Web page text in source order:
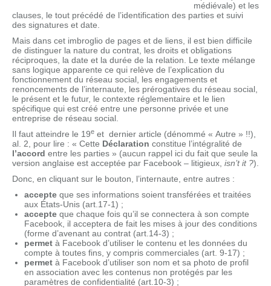
médiévale) et les
clauses, le tout précédé de l’identification des parties et suivi
des signatures et date.
Mais dans cet imbroglio de pages et de liens, il est bien difficile
de distinguer la nature du contrat, les droits et obligations
réciproques, la date et la durée de la relation. Le texte mélange
sans logique apparente ce qui relève de l’explication du
fonctionnement du réseau social, les engagements et
renoncements de l’internaute, les prérogatives du réseau social,
le présent et le futur, le contexte réglementaire et le lien
spécifique qui est créé entre une personne privée et une
entreprise de réseau social.
Il faut atteindre le 19e et dernier article (dénommé « Autre » !!),
al. 2, pour lire : « Cette Déclaration constitue l’intégralité de
l’accord entre les parties » (aucun rappel ici du fait que seule la
version anglaise est acceptée par Facebook – litigieux, isn’t it ?).
Donc, en cliquant sur le bouton, l’internaute, entre autres :
accepte que ses informations soient transférées et traitées
aux États-Unis (art.17-1) ;
accepte que chaque fois qu’il se connectera à son compte
Facebook, il acceptera de fait les mises à jour des conditions
(forme d’avenant au contrat (art.14-3) ;
permet à Facebook d’utiliser le contenu et les données du
compte à toutes fins, y compris commerciales (art. 9-17) ;
permet à Facebook d’utiliser son nom et sa photo de profil
en association avec les contenus non protégés par les
paramètres de confidentialité (art.10-3) ;